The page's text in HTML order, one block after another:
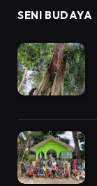
SENI BUDAYA